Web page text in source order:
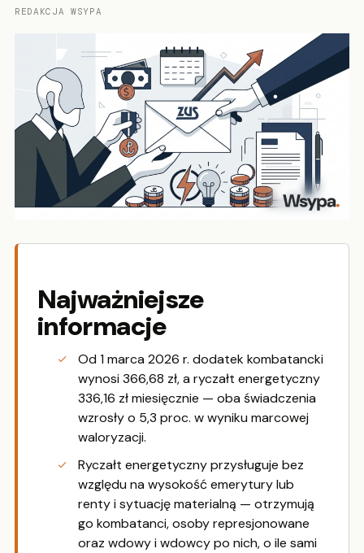
REDAKCJA WSYPA
Najważniejsze
informacje
Od 1 marca 2026 r. dodatek kombatancki
wynosi 366,68 zł, a ryczałt energetyczny
336,16 zł miesięcznie — oba świadczenia
wzrosły o 5,3 proc. w wyniku marcowej
waloryzacji.
Ryczałt energetyczny przysługuje bez
względu na wysokość emerytury lub
renty i sytuację materialną — otrzymują
go kombatanci, osoby represjonowane
oraz wdowy i wdowcy po nich, o ile sami